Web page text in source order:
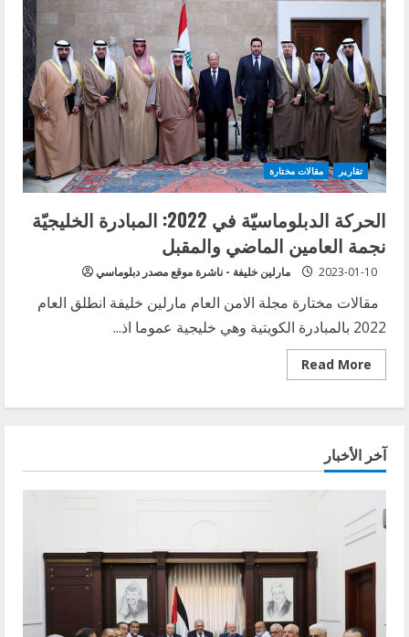
لطلاب
ثانوية
عدلون:
أبعدوا
الطائفيّة
من
عقولكم
لبناء
وطن
الغد
تقارير مقالات مختارة
الحركة الدبلوماسيّة في 2022: المبادرة الخليجيّة
نجمة العامين الماضي والمقبل
مارلين خليفة - ناشرة موقع مصدر دبلوماسي 2023-01-10
مقالات مختارة مجلة الامن العام مارلين خليفة انطلق العام
2022 بالمبادرة الكويتية وهي خليجية عموما اذ...
Read More
Read
more
العامين
آخر الأخبار